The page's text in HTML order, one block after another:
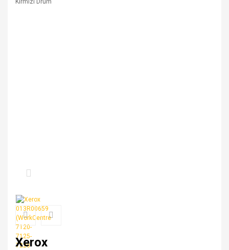
Xerox